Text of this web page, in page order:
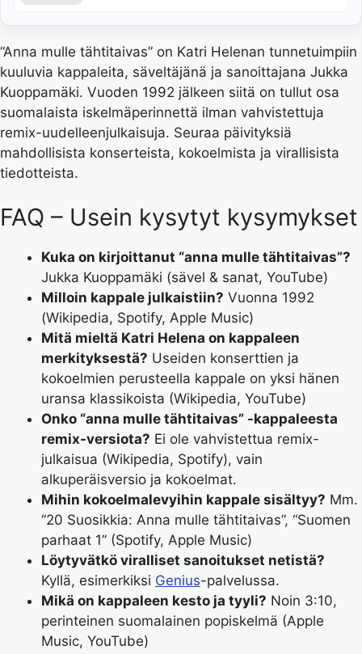
“Anna mulle tähtitaivas” on Katri Helenan tunnetuimpiin
kuuluvia kappaleita, säveltäjänä ja sanoittajana Jukka
Kuoppamäki. Vuoden 1992 jälkeen siitä on tullut osa
suomalaista iskelmäperinnettä ilman vahvistettuja
remix-uudelleenjulkaisuja. Seuraa päivityksiä
mahdollisista konserteista, kokoelmista ja virallisista
tiedotteista.
FAQ – Usein kysytyt kysymykset
Kuka on kirjoittanut “anna mulle tähtitaivas”?
Jukka Kuoppamäki (sävel & sanat, YouTube)
Milloin kappale julkaistiin? Vuonna 1992
(Wikipedia, Spotify, Apple Music)
Mitä mieltä Katri Helena on kappaleen
merkityksestä? Useiden konserttien ja
kokoelmien perusteella kappale on yksi hänen
uransa klassikoista (Wikipedia, YouTube)
Onko “anna mulle tähtitaivas” -kappaleesta
remix-versiota? Ei ole vahvistettua remix-
julkaisua (Wikipedia, Spotify), vain
alkuperäisversio ja kokoelmat.
Mihin kokoelmalevyihin kappale sisältyy? Mm.
“20 Suosikkia: Anna mulle tähtitaivas”, “Suomen
parhaat 1” (Spotify, Apple Music)
Löytyvätkö viralliset sanoitukset netistä?
Kyllä, esimerkiksi Genius-palvelussa.
Mikä on kappaleen kesto ja tyyli? Noin 3:10,
perinteinen suomalainen popiskelmä (Apple
Music, YouTube)